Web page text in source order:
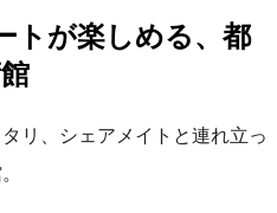
トが楽しめる、都
リ、シェアメイトと連れ立っ